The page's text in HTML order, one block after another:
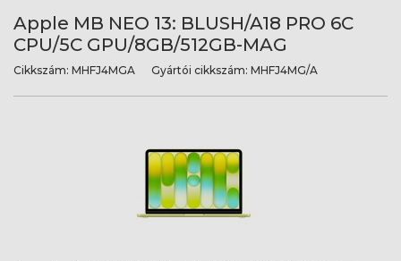
Apple MB NEO 13: BLUSH/A18 PRO 6C
CPU/5C GPU/8GB/512GB-MAG
Cikkszám: MHFJ4MGA Gyártói cikkszám: MHFJ4MG/A